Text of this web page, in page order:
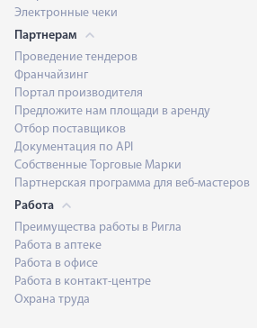
Электронные чеки
Партнерам
Проведение тендеров
Франчайзинг
Портал производителя
Предложите нам площади в аренду
Отбор поставщиков
Документация по API
Собственные Торговые Марки
Партнерская программа для веб-мастеров
Работа
Преимущества работы в Ригла
Работа в аптеке
Работа в офисе
Работа в контакт-центре
Охрана труда